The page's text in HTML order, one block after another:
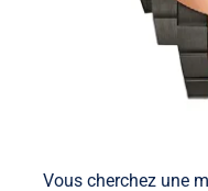
Vous cherchez une